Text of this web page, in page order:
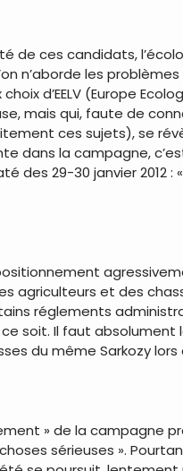
de ces candidats,
n’aborde les
d’EELV (Europe
mais qui, faute de
ces sujets), se
dans la campagne,
des 29-30 janvier 2012 :
agriculteurs et des
réglements
soit. Il faut absolument
du même Sarkozy
» de la campagne
sérieuses ».